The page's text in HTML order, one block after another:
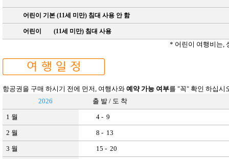
어린이 기본 (11세 미만) 침대 사용 안 함
어린이 (11세 미만) 침대 사용
* 어린이 여행비는
항공권을 구매 하시기 전에 먼저, 여행사와 예약 가능 여부를 "꼭" 확인 하십시
2026
출 발 / 도 착
1 월 4 - 9
2 월 8 - 13
3 월 15 - 20